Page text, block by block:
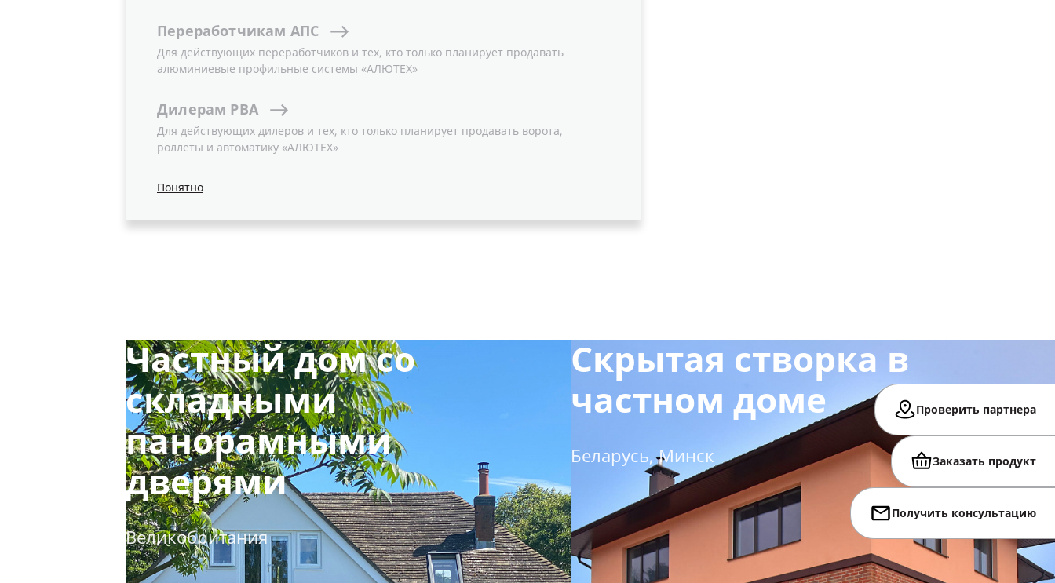
Переработчикам АПС
Для действующих переработчиков и тех, кто только планирует продавать
алюминиевые профильные системы «АЛЮТЕХ»
Дилерам РВА
Для действующих дилеров и тех, кто только планирует продавать ворота,
роллеты и автоматику «АЛЮТЕХ»
Понятно
Частный дом со
складными
панорамными
дверями
Великобритания
Скрытая створка в
частном доме
Беларусь, Минск
Проверить партнера
Заказать продукт
Получить консультацию